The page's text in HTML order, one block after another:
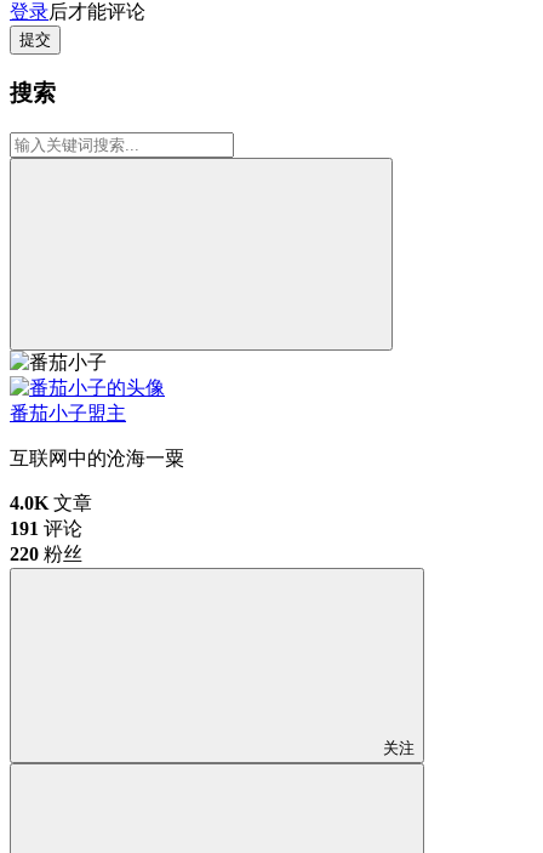
登录后才能评论
提交
搜索
番茄小子盟主
互联网中的沧海一粟
4.0K 文章
191 评论
220 粉丝
关注